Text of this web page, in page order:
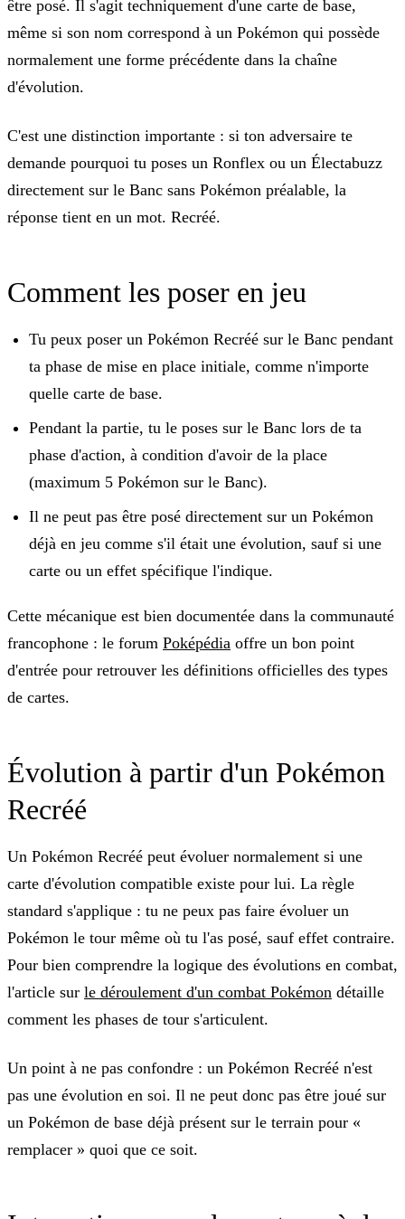
être posé. Il s'agit techniquement d'une carte de base,
même si son nom correspond à un Pokémon qui possède
normalement une forme précédente dans la chaîne
d'évolution.
C'est une distinction importante : si ton adversaire te
demande pourquoi tu poses un Ronflex ou un Électabuzz
directement sur le Banc sans Pokémon préalable, la
réponse tient en un mot. Recréé.
Comment les poser en jeu
Tu peux poser un Pokémon Recréé sur le Banc pendant
ta phase de mise en place initiale, comme n'importe
quelle carte de base.
Pendant la partie, tu le poses sur le Banc lors de ta
phase d'action, à condition d'avoir de la place
(maximum 5 Pokémon sur le Banc).
Il ne peut pas être posé directement sur un Pokémon
déjà en jeu comme s'il était une évolution, sauf si une
carte ou un effet spécifique l'indique.
Cette mécanique est bien documentée dans la communauté
francophone : le forum Poképédia offre un bon point
d'entrée pour retrouver les définitions officielles des types
de cartes.
Évolution à partir d'un Pokémon
Recréé
Un Pokémon Recréé peut évoluer normalement si une
carte d'évolution compatible existe pour lui. La règle
standard s'applique : tu ne peux pas faire évoluer un
Pokémon le tour même où tu l'as posé, sauf effet contraire.
Pour bien comprendre la logique des évolutions en combat,
l'article sur le déroulement d'un combat Pokémon détaille
comment les phases de tour s'articulent.
Un point à ne pas confondre : un Pokémon Recréé n'est
pas une évolution en soi. Il ne peut donc pas être joué sur
un Pokémon de base déjà présent sur le terrain pour «
remplacer » quoi que ce soit.